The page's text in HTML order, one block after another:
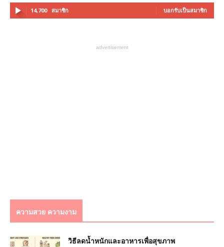
14,700 สมาชิก บอกรับเป็นสมาชิก
advertisement
ความสวย ความงาม
วิธีลดน้ำหนักและอาหารเพื่อสุขภาพ